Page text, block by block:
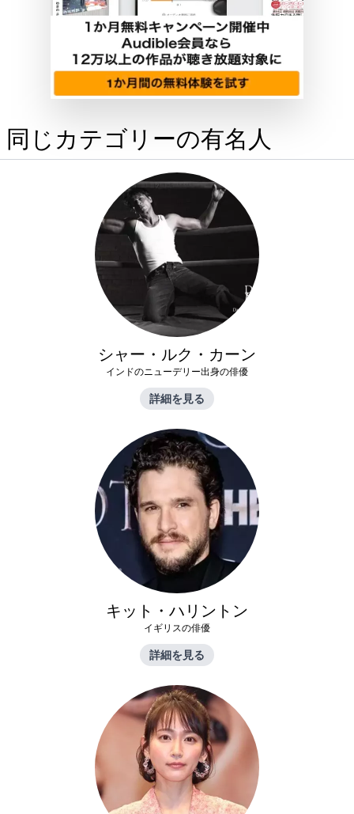
同じカテゴリーの有名人
シャー・ルク・カーン
インドのニューデリー出身の俳優
詳細を見る
キット・ハリントン
イギリスの俳優
詳細を見る